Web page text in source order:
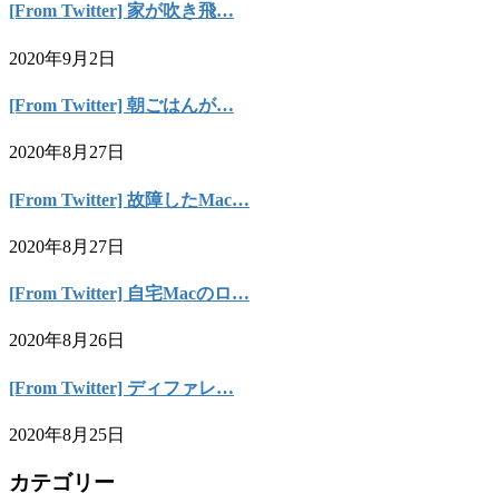
[From Twitter] 家が吹き飛…
2020年9月2日
[From Twitter] 朝ごはんが…
2020年8月27日
[From Twitter] 故障したMac…
2020年8月27日
[From Twitter] 自宅Macのロ…
2020年8月26日
[From Twitter] ディファレ…
2020年8月25日
カテゴリー